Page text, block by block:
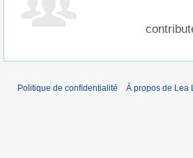
Politique de confidentialité À propos de Lea